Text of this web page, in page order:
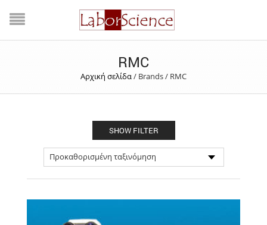
RMC
Αρχική σελίδα/ Brands/ RMC
SHOW FILTER